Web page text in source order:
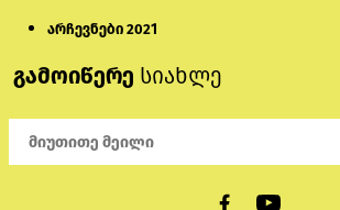
არჩევნები 2021
გამოიწერე სიახლე